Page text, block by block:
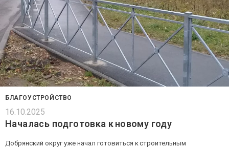
БЛАГОУСТРОЙСТВО
16.10.2025
Началась подготовка к новому году
Добрянский округ уже начал готовиться к строительным